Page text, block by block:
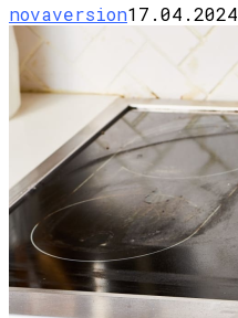
novaversion17.04.2024